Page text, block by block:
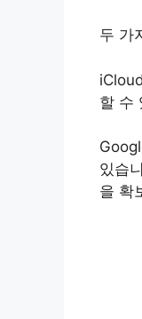
두 가
할 수
있습
을 확